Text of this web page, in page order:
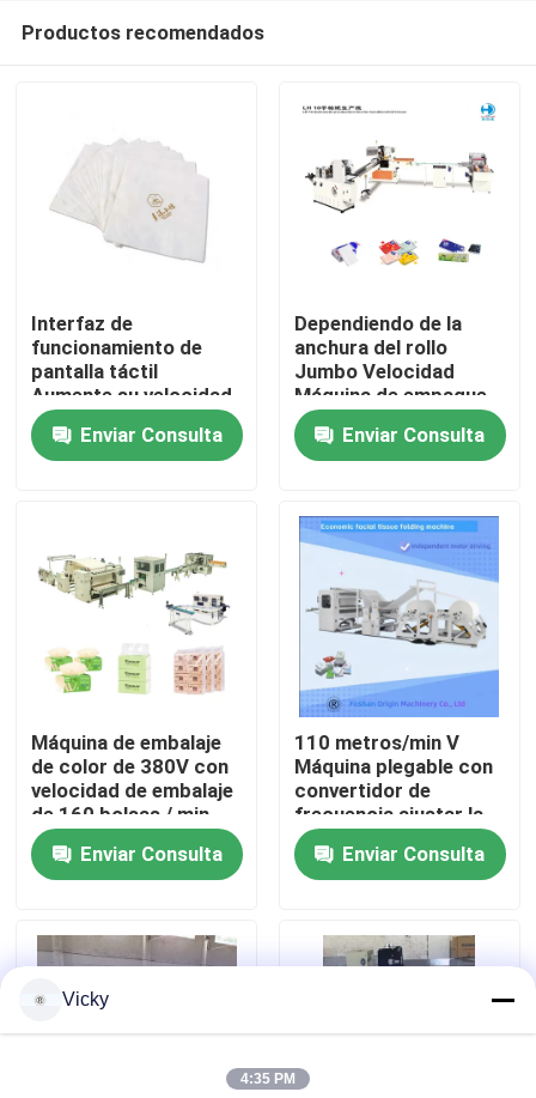
En casa
Sobre nosotros
Recorrido por la fábrica
Contacta con nosotros
Noticias
Solicitar una cita
VR
Cadena de producción del papel seda
Productos recomendados
Interfaz de
funcionamiento de
pantalla táctil
Aumente su velocidad
de producción con la
máquina plegable de
110 metros/min
Enviar Consulta
Dependiendo de la
anchura del rollo
Jumbo Velocidad
Máquina de empaque
de tejidos faciales
Máquina plegable
Velocidad 110
Enviar Consulta
Máquina de embalaje
de color de 380V con
velocidad de embalaje
de 160 bolsas / min
Enviar Consulta
110 metros/min V
Máquina plegable con
convertidor de
frecuencia ajustar la
velocidad y el control
del servomotor
Enviar Consulta
Vicky
4:35 PM